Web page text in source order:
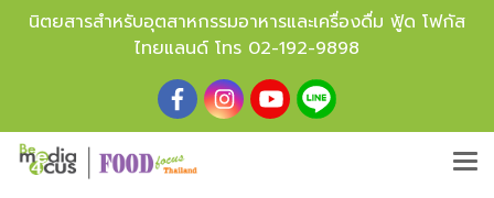
นิตยสารสำหรับอุตสาหกรรมอาหารและเครื่องดื่ม ฟู้ด โฟกัส
ไทยแลนด์ โทร 02-192-9898